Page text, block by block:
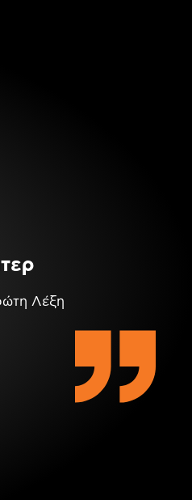
Λέξη